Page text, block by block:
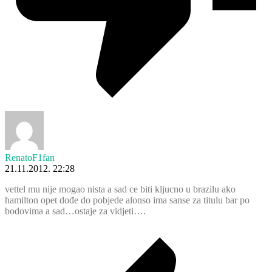
RenatoF1fan
21.11.2012. 22:28
vettel mu nije mogao nista a sad ce biti kljucno u brazilu ako
hamilton opet dođe do pobjede alonso ima sanse za titulu bar po
bodovima a sad…ostaje za vidjeti….